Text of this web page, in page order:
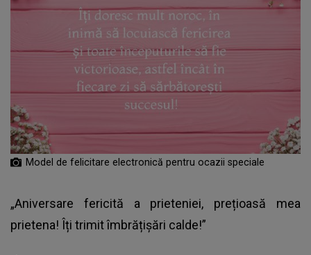
Model de felicitare electronică pentru ocazii speciale
„️️️️Aniversare fericită a prieteniei, prețioasă mea
prietena! Îți trimit îmbrățișări calde!”